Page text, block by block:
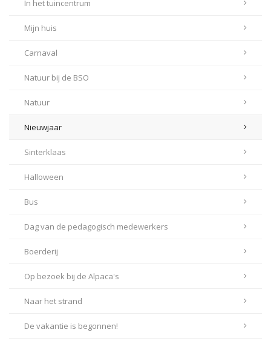
In het tuincentrum
Mijn huis
Carnaval
Natuur bij de BSO
Natuur
Nieuwjaar
Sinterklaas
Halloween
Bus
Dag van de pedagogisch medewerkers
Boerderij
Op bezoek bij de Alpaca's
Naar het strand
De vakantie is begonnen!